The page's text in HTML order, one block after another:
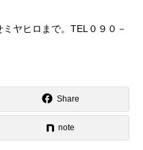
ヤヒロまで。TEL０９０－
Share
note